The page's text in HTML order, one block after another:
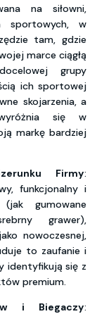
na siłowni,
sportowych, w
tam, gdzie
marce ciągłą
grupy
ich sportowej
skojarzenia, a
się w
markę bardziej
Firmy:
funkcjonalny i
gumowane
grawer),
nowoczesnej,
to zaufanie i
identyfikują się z
premium.
i Biegaczy: